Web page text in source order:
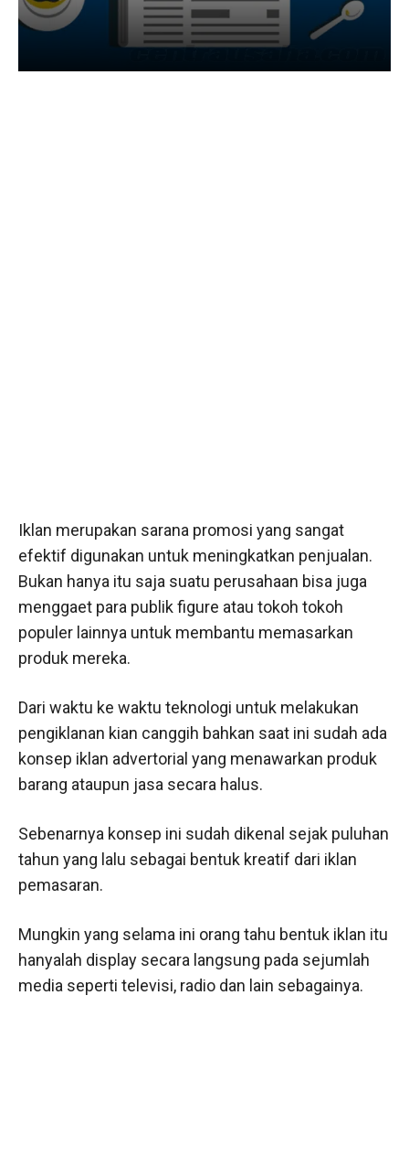
Iklan merupakan sarana promosi yang sangat
efektif digunakan untuk meningkatkan penjualan.
Bukan hanya itu saja suatu perusahaan bisa juga
menggaet para publik figure atau tokoh tokoh
populer lainnya untuk membantu memasarkan
produk mereka.
Dari waktu ke waktu teknologi untuk melakukan
pengiklanan kian canggih bahkan saat ini sudah ada
konsep iklan advertorial yang menawarkan produk
barang ataupun jasa secara halus.
Sebenarnya konsep ini sudah dikenal sejak puluhan
tahun yang lalu sebagai bentuk kreatif dari iklan
pemasaran.
Mungkin yang selama ini orang tahu bentuk iklan itu
hanyalah display secara langsung pada sejumlah
media seperti televisi, radio dan lain sebagainya.